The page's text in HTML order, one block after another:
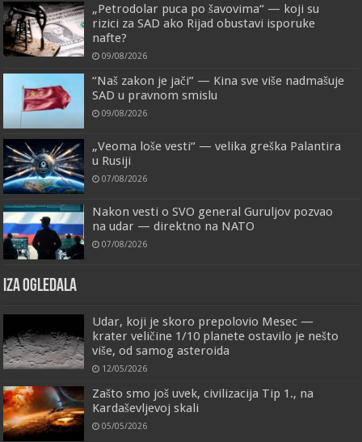
„Petrodolar puca po šavovima“ — koji su
rizici za SAD ako Rijad obustavi isporuke
nafte?
09/08/2026
“Naš zakon je jači” — Kina sve više nadmašuje
SAD u pravnom smislu
09/08/2026
„Veoma loše vesti“ — velika greška Palantira
u Rusiji
07/08/2026
Nakon vesti o SVO general Guruljov pozvao
na udar — direktno na NATO
07/08/2026
IZA OGLEDALA
Udar, koji je skoro prepolovio Mesec —
krater veličine 1/10 planete ostavilo je nešto
više, od samog asteroida
12/05/2026
Zašto smo još uvek, civilizacija Tip 1., na
Kardaševljevoj skali
05/05/2026